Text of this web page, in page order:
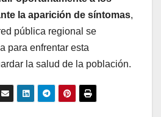
la aparición de síntomas,
pública regional se
para enfrentar esta
la salud de la población.